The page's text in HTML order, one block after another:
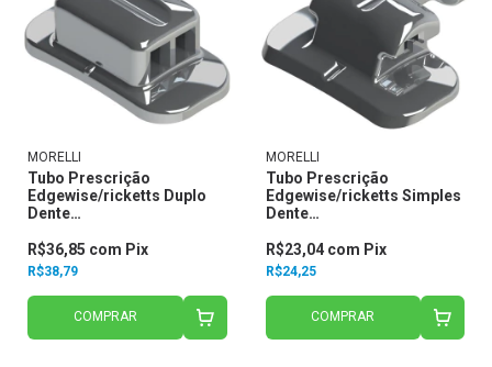
MORELLI
Tubo Prescrição
Edgewise/ricketts Duplo
Dente
para Cola C/ Gancho
Central Slot.022 20.41.263
R$38,79
R$36,85 com Pix
COMPRAR
MORELLI
Tubo Prescrição
Edgewise/ricketts Simples
Dente
para Cola C/ Gancho
Central Slot.022 20.31.241
R$24,25
R$23,04 com Pix
COMPRAR